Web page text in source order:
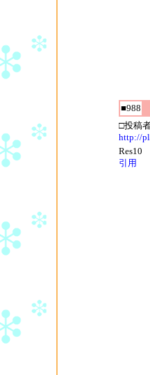
■988
□投稿
http://
Res10
引用